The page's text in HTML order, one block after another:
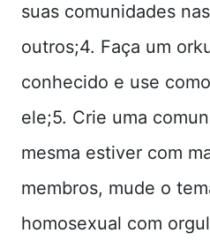
suas comunidades
outros;4. Faça um
conhecido e use
ele;5. Crie uma
mesma estiver com
membros, mude o
homosexual com